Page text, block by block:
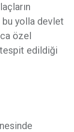
bu yolla devlet
özel
edildiği